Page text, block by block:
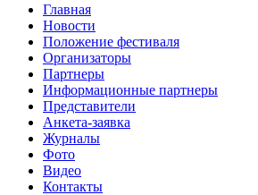
Главная
Новости
Положение фестиваля
Организаторы
Партнеры
Информационные партнеры
Представители
Анкета-заявка
Журналы
Фото
Видео
Контакты